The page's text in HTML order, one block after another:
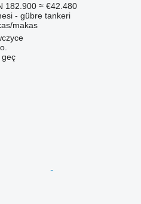
182.900 ≈ €42.480
- gübre tankeri
makas
geç